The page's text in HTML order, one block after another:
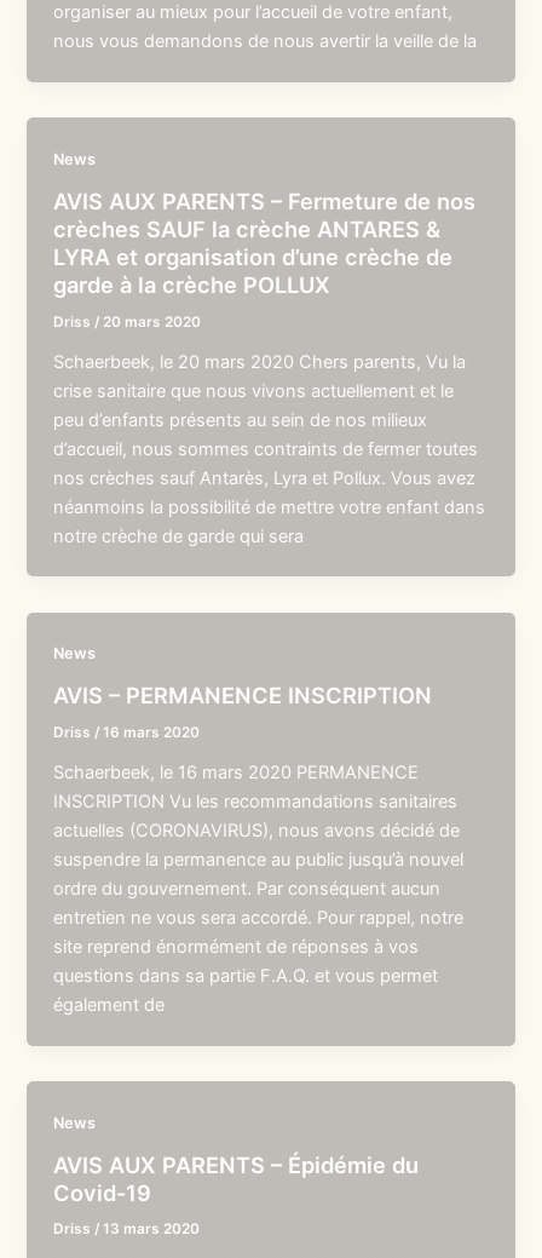
organiser au mieux pour l’accueil de votre enfant,
nous vous demandons de nous avertir la veille de la
News
AVIS AUX PARENTS – Fermeture de nos
crèches SAUF la crèche ANTARES &
LYRA et organisation d’une crèche de
garde à la crèche POLLUX
Driss / 20 mars 2020
Schaerbeek, le 20 mars 2020 Chers parents, Vu la
crise sanitaire que nous vivons actuellement et le
peu d’enfants présents au sein de nos milieux
d’accueil, nous sommes contraints de fermer toutes
nos crèches sauf Antarès, Lyra et Pollux. Vous avez
néanmoins la possibilité de mettre votre enfant dans
notre crèche de garde qui sera
News
AVIS – PERMANENCE INSCRIPTION
Driss /16 mars 2020
Schaerbeek, le 16 mars 2020 PERMANENCE
INSCRIPTION Vu les recommandations sanitaires
actuelles (CORONAVIRUS), nous avons décidé de
suspendre la permanence au public jusqu’à nouvel
ordre du gouvernement. Par conséquent aucun
entretien ne vous sera accordé. Pour rappel, notre
site reprend énormément de réponses à vos
questions dans sa partie F.A.Q. et vous permet
également de
News
AVIS AUX PARENTS – Épidémie du
Covid-19
Driss /13 mars 2020